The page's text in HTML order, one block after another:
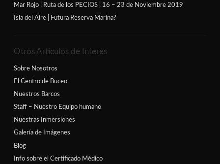
Mar Rojo | Ruta de los PECIOS | 16 – 23 de Noviembre 2019
Isla del Aire | Futura Reserva Marina?
Otros Artículos de Interés
Sobre Nosotros
El Centro de Buceo
Nuestros Barcos
Staff – Nuestro Equipo humano
Nuestras Inmersiones
Galería de Imágenes
Blog
Info sobre el Certificado Médico